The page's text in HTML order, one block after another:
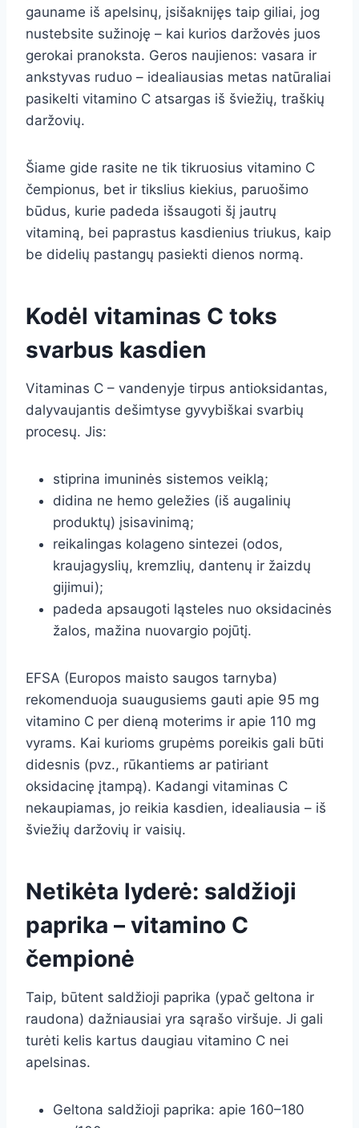
gauname iš apelsinų, įsišaknijęs taip giliai, jog
nustebsite sužinoję – kai kurios daržovės juos
gerokai pranoksta. Geros naujienos: vasara ir
ankstyvas ruduo – idealiausias metas natūraliai
pasikelti vitamino C atsargas iš šviežių, traškių
daržovių.
Šiame gide rasite ne tik tikruosius vitamino C
čempionus, bet ir tikslius kiekius, paruošimo
būdus, kurie padeda išsaugoti šį jautrų
vitaminą, bei paprastus kasdienius triukus, kaip
be didelių pastangų pasiekti dienos normą.
Kodėl vitaminas C toks
svarbus kasdien
Vitaminas C – vandenyje tirpus antioksidantas,
dalyvaujantis dešimtyse gyvybiškai svarbių
procesų. Jis:
stiprina imuninės sistemos veiklą;
didina ne hemo geležies (iš augalinių
produktų) įsisavinimą;
reikalingas kolageno sintezei (odos,
kraujagyslių, kremzlių, dantenų ir žaizdų
gijimui);
padeda apsaugoti ląsteles nuo oksidacinės
žalos, mažina nuovargio pojūtį.
EFSA (Europos maisto saugos tarnyba)
rekomenduoja suaugusiems gauti apie 95 mg
vitamino C per dieną moterims ir apie 110 mg
vyrams. Kai kurioms grupėms poreikis gali būti
didesnis (pvz., rūkantiems ar patiriant
oksidacinę įtampą). Kadangi vitaminas C
nekaupiamas, jo reikia kasdien, idealiausia – iš
šviežių daržovių ir vaisių.
Netikėta lyderė: saldžioji
paprika – vitamino C
čempionė
Taip, būtent saldžioji paprika (ypač geltona ir
raudona) dažniausiai yra sąrašo viršuje. Ji gali
turėti kelis kartus daugiau vitamino C nei
apelsinas.
Geltona saldžioji paprika: apie 160–180